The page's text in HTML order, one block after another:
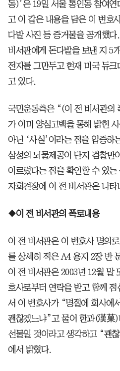
동)’은 19일 서울 통인동 참여
고 이 같은 내용을 담은 이 변호
다발 사진 등 증거물을 공개했
비서관에게 돈다발을 보낸 지 5
전자를 그만두고 현재 미국 듀
고 있다.
국민운동측은 “(이 전 비서관의
가 이미 양심고백을 통해 밝힌
아닌 ‘사실’이라는 점을 입증하
삼성의 뇌물제공이 단지 검찰만
이르렀다는 점을 확인할 수 있
자회견장에 이 전 비서관은 나타
◆이 전 비서관의 폭로내용
이 전 비서관은 이 변호사 명의
를 상세히 적은 A4 용지 2장 반
이 전 비서관은 2003년 12월 말
호사로부터 연락을 받고 함께
서 이 변호사가 “명절에 회사에
괜찮겠느냐”고 물어 한과(漢菓)
선물일 것이라고 생각하고 “괜
에서 밝혔다.